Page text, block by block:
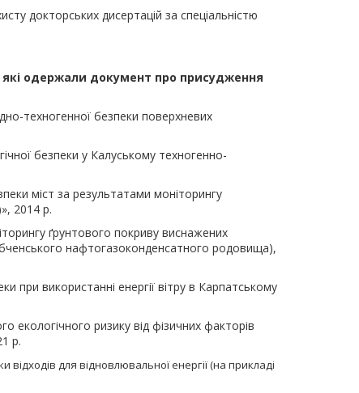
докторських дисертацій за спеціальністю
одержали документ про присудження
техногенної безпеки поверхневих
безпеки у Калуському техногенно-
міст за результатами моніторингу
2014 р.
ґрунтового покриву виснажених
нафтогазоконденсатного родовища),
при використанні енергії вітру в Карпатському
екологічного ризику від фізичних факторів
р.
для відновлювальної енергії (на прикладі